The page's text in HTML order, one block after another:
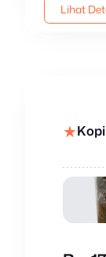
Lihat
★